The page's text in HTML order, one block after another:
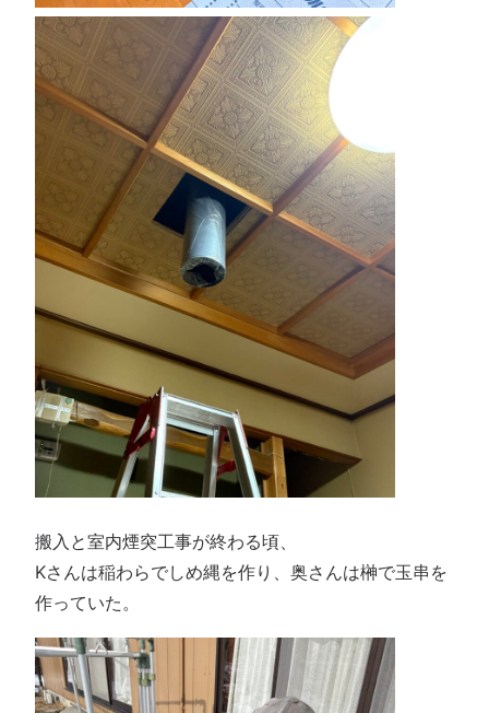
搬入と室内煙突工事が終わる頃、
Kさんは稲わらでしめ縄を作り、奥さんは榊で玉串を
作っていた。